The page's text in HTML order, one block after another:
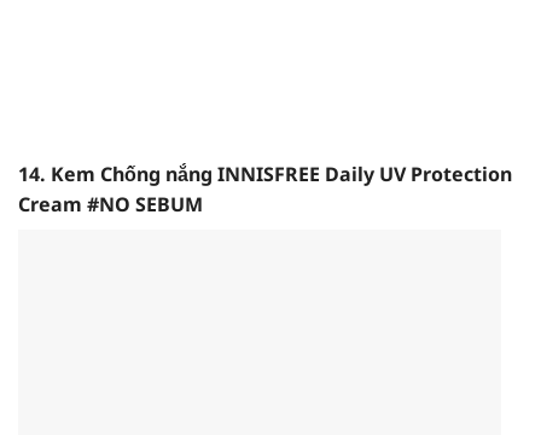
14. Kem Chống nắng INNISFREE Daily UV Protection
Cream #NO SEBUM